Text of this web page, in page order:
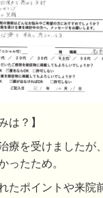
は？】
療を受けましたが
ったため。
たポイントや来院